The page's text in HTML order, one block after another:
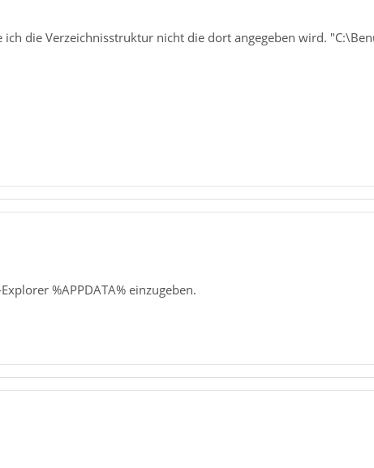
ich die Verzeichnisstruktur nicht die dort angegeben wird.
%APPDATA% einzugeben.